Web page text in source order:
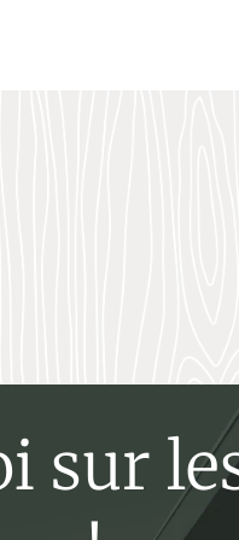
sur